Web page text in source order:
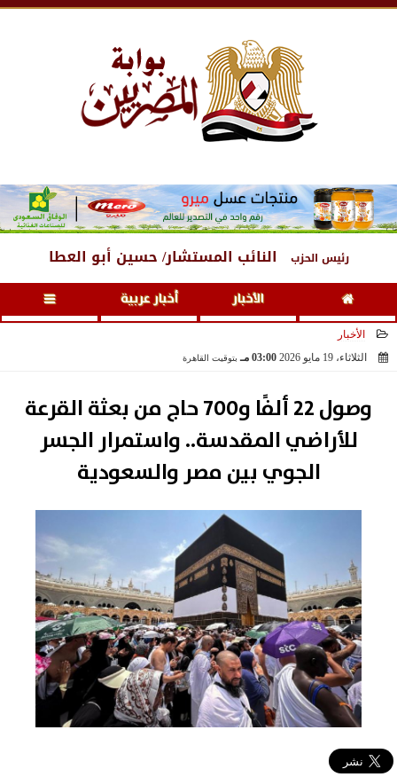
رئيس الحزب النائب المستشار/ حسين أبو العطا
الأخبار أخبار عربية
الأخبار
الثلاثاء، 19 مايو 2026
03:00 مـ بتوقيت القاهرة
وصول 22 ألفًا و700 حاج من بعثة القرعة
للأراضي المقدسة.. واستمرار الجسر
الجوي بين مصر والسعودية